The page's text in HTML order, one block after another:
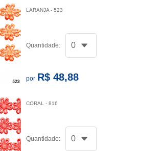
LARANJA - 523
Quantidade:
por R$ 48,88
CORAL - 816
Quantidade: